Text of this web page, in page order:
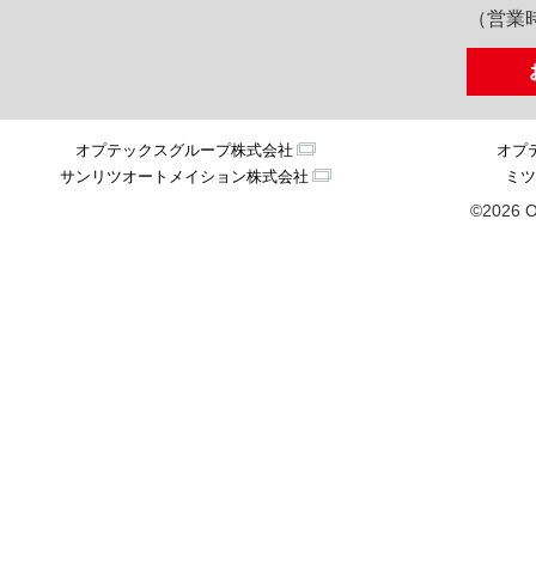
（営
オプテックスグループ株式会社
オプ
サンリツオートメイション株式会社
ミ
©2026